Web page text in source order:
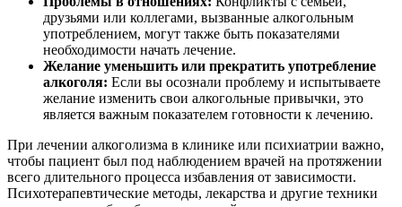
друзьями или коллегами, вызванные алкогольным
употреблением, могут также быть показателями
необходимости начать лечение.
Желание уменьшить или прекратить употребление
алкоголя: Если вы осознали проблему и испытываете
желание изменить свои алкогольные привычки, это
является важным показателем готовности к лечению.
При лечении алкоголизма в клинике или психиатрии важно,
чтобы пациент был под наблюдением врачей на протяжении
всего длительного процесса избавления от зависимости.
Психотерапевтические методы, лекарства и другие техники